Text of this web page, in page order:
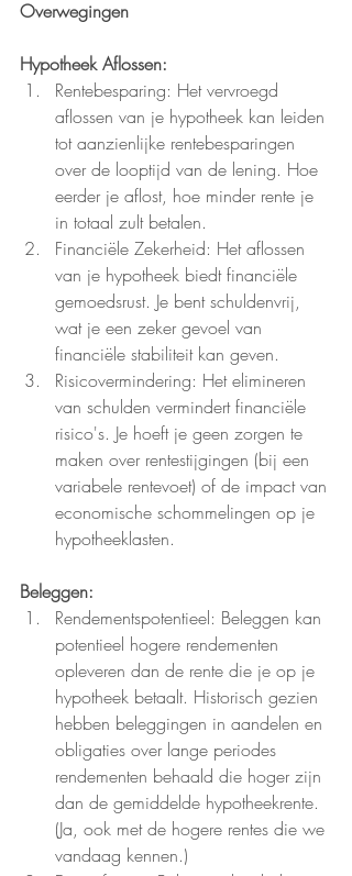
Overwegingen
Hypotheek Aflossen:
Rentebesparing: Het vervroegd
aflossen van je hypotheek kan leiden
tot aanzienlijke rentebesparingen
over de looptijd van de lening. Hoe
eerder je aflost, hoe minder rente je
in totaal zult betalen.
Financiële Zekerheid: Het aflossen
van je hypotheek biedt financiële
gemoedsrust. Je bent schuldenvrij,
wat je een zeker gevoel van
financiële stabiliteit kan geven.
Risicovermindering: Het elimineren
van schulden vermindert financiële
risico's. Je hoeft je geen zorgen te
maken over rentestijgingen (bij een
variabele rentevoet) of de impact van
economische schommelingen op je
hypotheeklasten.
Beleggen:
Rendementspotentieel: Beleggen kan
potentieel hogere rendementen
opleveren dan de rente die je op je
hypotheek betaalt. Historisch gezien
hebben beleggingen in aandelen en
obligaties over lange periodes
rendementen behaald die hoger zijn
dan de gemiddelde hypotheekrente.
(Ja, ook met de hogere rentes die we
vandaag kennen.)